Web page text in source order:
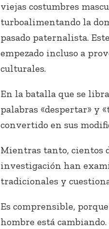
viejas costumbres
turboalimentando la
pasado paternalista.
empezado incluso a
culturales.
En la batalla que se
palabras «despertar» y
convertido en sus
Mientras tanto, cientos
investigación han
tradicionales y
Es comprensible,
hombre está cambiando.